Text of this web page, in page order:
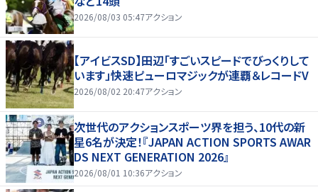
2026/08/03 05:47アクション
【アイビスSD】田辺「すごいスピードでびっくりして
います」快速ピューロマジックが連覇＆レコードV
2026/08/02 20:47アクション
次世代のアクションスポーツ界を担う、10代の新
星6名が決定！『JAPAN ACTION SPORTS AWAR
DS NEXT GENERATION 2026』
2026/08/01 10:36アクション